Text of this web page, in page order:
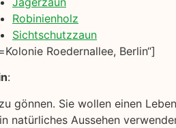
Robinienholz
Sichtschutzzaun
Roedernallee, Berlin“]
:
gönnen. Sie wollen einen
natürliches Aussehen